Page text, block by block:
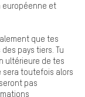
Unis.
européenne et
que tes
pays tiers. Tu
ultérieure de tes
sera toutefois alors
pas